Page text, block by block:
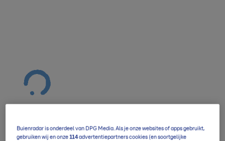
Buienradar is onderdeel van DPG Media. Als je onze websites of apps gebruikt,
gebruiken wij en onze114advertentiepartners cookies (en soortgelijke